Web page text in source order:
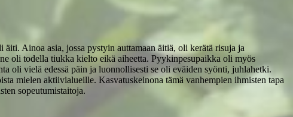
Ainoa asia, jossa pystyin auttamaan äitiä, oli kerätä risuja ja
oli todella tiukka kielto eikä aiheetta. Pyykinpesupaikka oli myös
oli vielä edessä päin ja luonnollisesti se oli eväiden syönti, juhlahetki.
mielen aktiivialueille. Kasvatuskeinona tämä vanhempien ihmisten tapa
sopeutumistaitoja.